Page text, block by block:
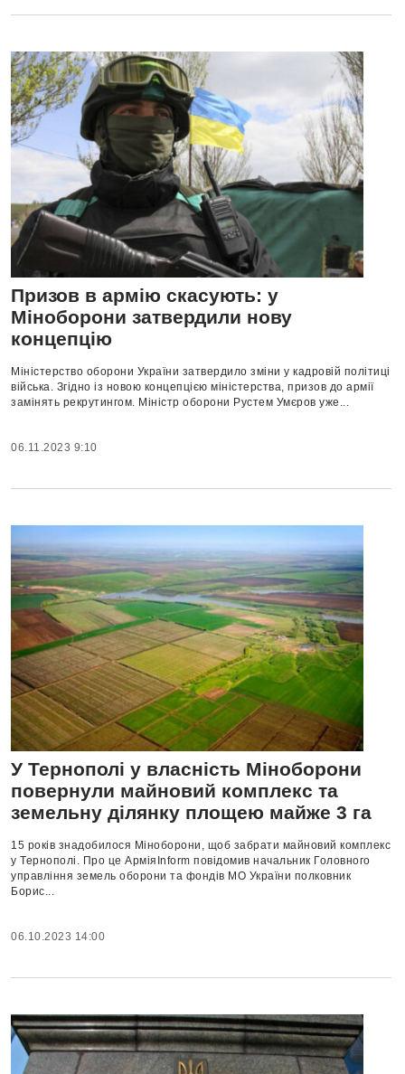
Призов в армію скасують: у
Міноборони затвердили нову
концепцію
Міністерство оборони України затвердило зміни у кадровій політиці
війська. Згідно із новою концепцією міністерства, призов до армії
замінять рекрутингом. Міністр оборони Рустем Умєров уже...
06.11.2023 9:10
У Тернополі у власність Міноборони
повернули майновий комплекс та
земельну ділянку площею майже 3 га
15 років знадобилося Міноборони, щоб забрати майновий комплекс
у Тернополі. Про це АрміяInform повідомив начальник Головного
управління земель оборони та фондів МО України полковник
Борис...
06.10.2023 14:00